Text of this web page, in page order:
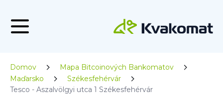
Domov
Mapa Bitcoinových Bankomatov
Maďarsko
Székesfehérvár
Tesco - Aszalvölgyi utca 1 Székesfehérvár